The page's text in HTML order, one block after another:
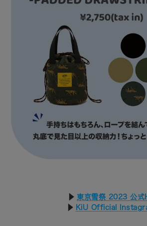
▶︎ 東京雪祭 2023 公式
▶︎ KiU Official